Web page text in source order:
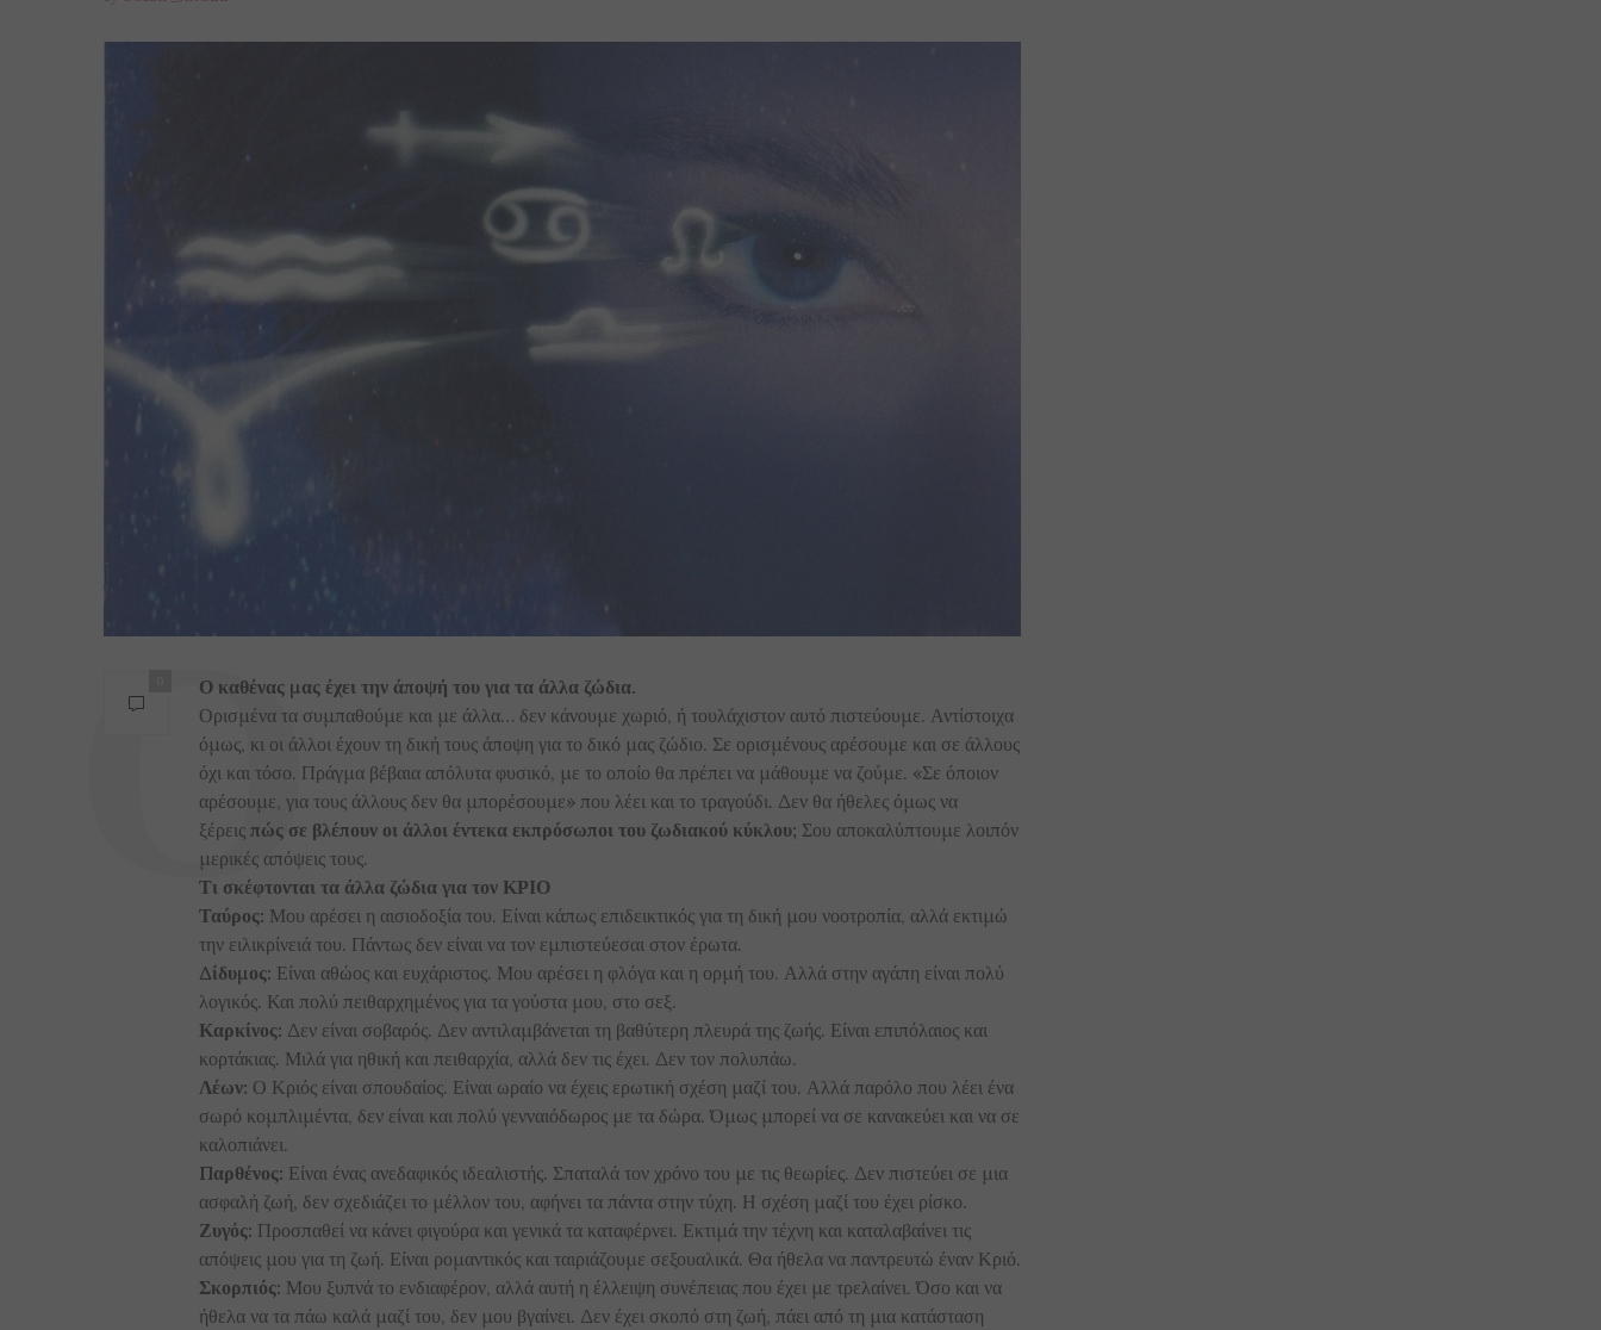
Ο καθένας μας έχει την άποψή του για τα άλλα ζώδια.
Ορισμένα τα συμπαθούμε και με άλλα… δεν κάνουμε χωριό, ή τουλάχιστον αυτό πιστεύουμε. Αντίστοιχα
όμως, κι οι άλλοι έχουν τη δική τους άποψη για το δικό μας ζώδιο. Σε ορισμένους αρέσουμε και σε άλλους
όχι και τόσο. Πράγμα βέβαια απόλυτα φυσικό, με το οποίο θα πρέπει να μάθουμε να ζούμε. «Σε όποιον
αρέσουμε, για τους άλλους δεν θα μπορέσουμε» που λέει και το τραγούδι. Δεν θα ήθελες όμως να
ξέρεις πώς σε βλέπουν οι άλλοι έντεκα εκπρόσωποι του ζωδιακού κύκλου; Σου αποκαλύπτουμε λοιπόν
μερικές απόψεις τους.
Τι σκέφτονται τα άλλα ζώδια για τον ΚΡΙΟ
Ταύρος: Μου αρέσει η αισιοδοξία του. Είναι κάπως επιδεικτικός για τη δική μου νοοτροπία, αλλά εκτιμώ
την ειλικρίνειά του. Πάντως δεν είναι να τον εμπιστεύεσαι στον έρωτα.
Δίδυμος: Είναι αθώος και ευχάριστος. Μου αρέσει η φλόγα και η ορμή του. Αλλά στην αγάπη είναι πολύ
λογικός. Και πολύ πειθαρχημένος για τα γούστα μου, στο σεξ.
Καρκίνος: Δεν είναι σοβαρός. Δεν αντιλαμβάνεται τη βαθύτερη πλευρά της ζωής. Είναι επιπόλαιος και
κορτάκιας. Μιλά για ηθική και πειθαρχία, αλλά δεν τις έχει. Δεν τον πολυπάω.
Λέων: Ο Κριός είναι σπουδαίος. Είναι ωραίο να έχεις ερωτική σχέση μαζί του. Αλλά παρόλο που λέει ένα
σωρό κομπλιμέντα, δεν είναι και πολύ γενναιόδωρος με τα δώρα. Όμως μπορεί να σε κανακεύει και να σε
καλοπιάνει.
Παρθένος: Είναι ένας ανεδαφικός ιδεαλιστής. Σπαταλά τον χρόνο του με τις θεωρίες. Δεν πιστεύει σε μια
ασφαλή ζωή, δεν σχεδιάζει το μέλλον του, αφήνει τα πάντα στην τύχη. Η σχέση μαζί του έχει ρίσκο.
Ζυγός: Προσπαθεί να κάνει φιγούρα και γενικά τα καταφέρνει. Εκτιμά την τέχνη και καταλαβαίνει τις
απόψεις μου για τη ζωή. Είναι ρομαντικός και ταιριάζουμε σεξουαλικά. Θα ήθελα να παντρευτώ έναν Κριό.
Σκορπιός: Μου ξυπνά το ενδιαφέρον, αλλά αυτή η έλλειψη συνέπειας που έχει με τρελαίνει. Όσο και να
ήθελα να τα πάω καλά μαζί του, δεν μου βγαίνει. Δεν έχει σκοπό στη ζωή, πάει από τη μια κατάσταση